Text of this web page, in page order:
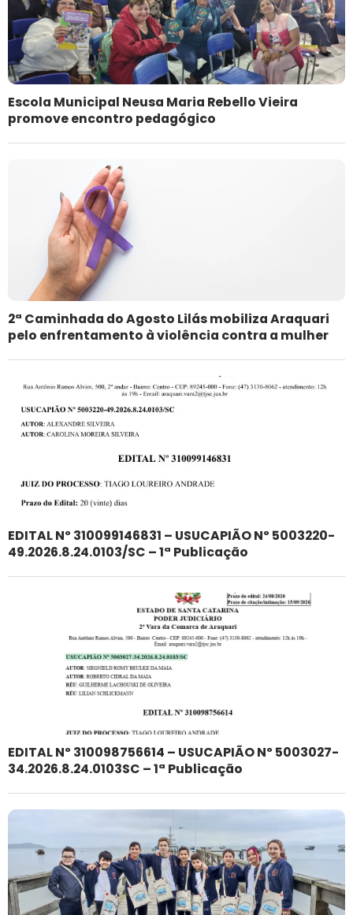
Escola Municipal Neusa Maria Rebello Vieira
promove encontro pedagógico
2ª Caminhada do Agosto Lilás mobiliza Araquari
pelo enfrentamento à violência contra a mulher
EDITAL Nº 310099146831 – USUCAPIÃO Nº 5003220-
49.2026.8.24.0103/SC – 1ª Publicação
EDITAL Nº 310098756614 – USUCAPIÃO Nº 5003027-
34.2026.8.24.0103SC – 1ª Publicação